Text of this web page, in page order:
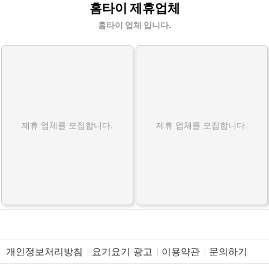
홈타이 제휴업체
홈타이 업체 입니다.
제휴 업체를 모집합니다. 제휴 업체를 모집합니다.
개인정보처리방침 요기요기 광고 이용약관 문의하기